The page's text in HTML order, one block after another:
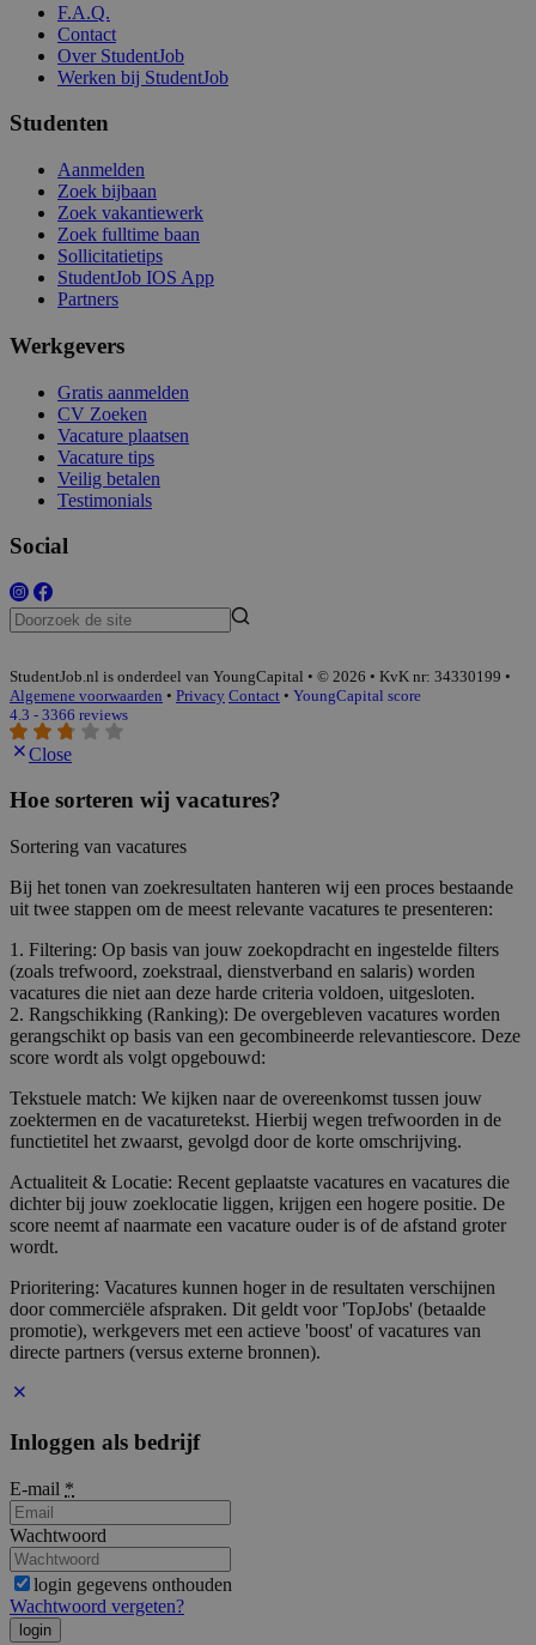
F.A.Q.
Contact
Over StudentJob
Werken bij StudentJob
Studenten
Aanmelden
Zoek bijbaan
Zoek vakantiewerk
Zoek fulltime baan
Sollicitatietips
StudentJob IOS App
Partners
Werkgevers
Gratis aanmelden
CV Zoeken
Vacature plaatsen
Vacature tips
Veilig betalen
Testimonials
Social
StudentJob.nl is onderdeel van YoungCapital • © 2026 • KvK nr: 34330199 •
Algemene voorwaarden • Privacy Contact • YoungCapital score
4.3 - 3366 reviews
Close
Hoe sorteren wij vacatures?
Sortering van vacatures
Bij het tonen van zoekresultaten hanteren wij een proces bestaande
uit twee stappen om de meest relevante vacatures te presenteren:
1. Filtering: Op basis van jouw zoekopdracht en ingestelde filters
(zoals trefwoord, zoekstraal, dienstverband en salaris) worden
vacatures die niet aan deze harde criteria voldoen, uitgesloten.
2. Rangschikking (Ranking): De overgebleven vacatures worden
gerangschikt op basis van een gecombineerde relevantiescore. Deze
score wordt als volgt opgebouwd:
Tekstuele match: We kijken naar de overeenkomst tussen jouw
zoektermen en de vacaturetekst. Hierbij wegen trefwoorden in de
functietitel het zwaarst, gevolgd door de korte omschrijving.
Actualiteit & Locatie: Recent geplaatste vacatures en vacatures die
dichter bij jouw zoeklocatie liggen, krijgen een hogere positie. De
score neemt af naarmate een vacature ouder is of de afstand groter
wordt.
Prioritering: Vacatures kunnen hoger in de resultaten verschijnen
door commerciële afspraken. Dit geldt voor 'TopJobs' (betaalde
promotie), werkgevers met een actieve 'boost' of vacatures van
directe partners (versus externe bronnen).
Inloggen als bedrijf
E-mail *
Wachtwoord
login gegevens onthouden
Wachtwoord vergeten?
login